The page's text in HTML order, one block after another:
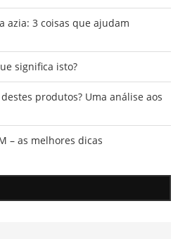
azia: 3 coisas que ajudam
significa isto?
produtos? Uma análise aos
– as melhores dicas